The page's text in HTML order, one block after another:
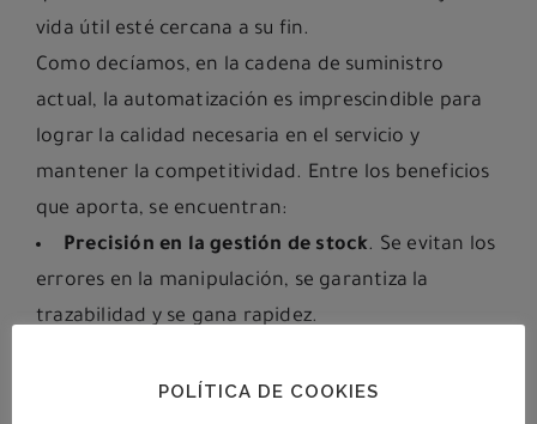
vida útil esté cercana a su fin.
Como decíamos, en la cadena de suministro
actual, la automatización es imprescindible para
lograr la calidad necesaria en el servicio y
mantener la competitividad. Entre los beneficios
que aporta, se encuentran:
Precisión en la gestión de stock. Se evitan los
errores en la manipulación, se garantiza la
trazabilidad y se gana rapidez.
de mercancías continuos entre las diferentes
POLÍTICA DE COOKIES